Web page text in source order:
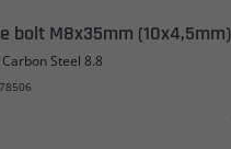
bolt M8x35mm (10x4,5mm)
Steel 8.8